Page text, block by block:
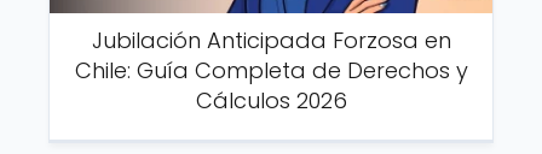
Jubilación Anticipada Forzosa en
Chile: Guía Completa de Derechos y
Cálculos 2026